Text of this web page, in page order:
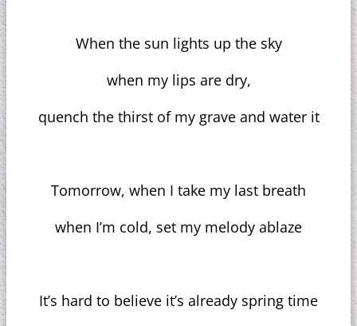
When the sun lights up the sky
when my lips are dry,
quench the thirst of my grave and water it
Tomorrow, when I take my last breath
when I’m cold, set my melody ablaze
It’s hard to believe it’s already spring time